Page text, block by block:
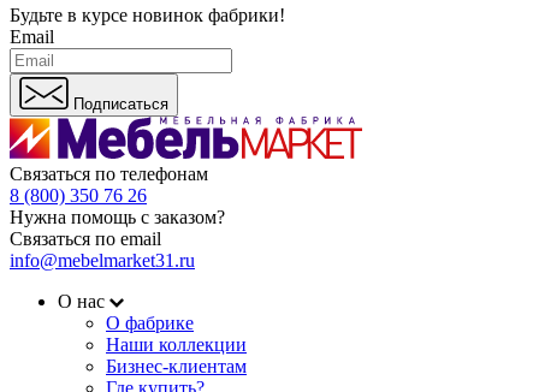
Будьте в курсе новинок фабрики!
Email
Подписаться
Связаться по телефонам
8 (800) 350 76 26
Нужна помощь с заказом?
Связаться по email
info@mebelmarket31.ru
О нас
О фабрике
Наши коллекции
Бизнес-клиентам